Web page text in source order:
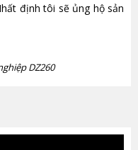
định tôi sẽ ủng hộ sản
DZ260